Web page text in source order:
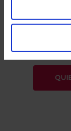
tratamiento